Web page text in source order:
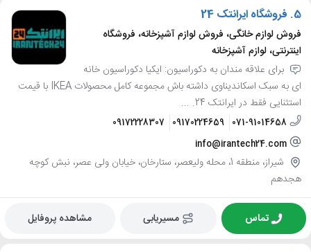
5. فروشگاه ایرانتک 24
فروش لوازم خانگی، فروش لوازم آشپزخانه، فروشگاه
اینترنتی، لوازم آشپزخانه
برای علاقه مندان به دکوراسیون: ایکیا دکوراسیون خانه
ای به سبک اسکاندیناوی داشته باش مجموعه کامل محصولات IKEA با قیمت
استثنایی فقط در ایرانتک 24. ...
071-91014658
09170224659
09172228307
info@irantech24.com
شیراز، منطقه 1، محله ولیعصر، ستارخان، خیابان ولی عصر، نبش کوچه
هجدهم
تماس مسیریابی مشاهده پروفایل